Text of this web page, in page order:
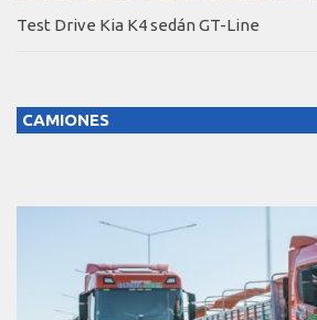
Test Drive Kia K4 sedán GT-Line
CAMIONES